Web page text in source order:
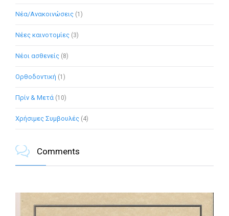
Νέα/Ανακοινώσεις (1)
Νέες καινοτομίες (3)
Νέοι ασθενείς (8)
Ορθοδοντική (1)
Πρίν & Μετά (10)
Χρήσιμες Συμβουλές (4)
 Comments